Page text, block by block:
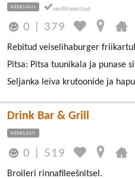
KESKLINN
0 379
Rebitud veiselihaburger
Pitsa: Pitsa tuunikala ja punase
Seljanka leiva krutoonide ja
Drink Bar & Grill
KESKLINN
0 519
Broileri rinnafileešnitsel.